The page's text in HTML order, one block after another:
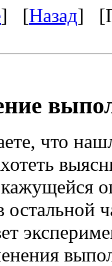
] [Назад] [
что
кажущейся